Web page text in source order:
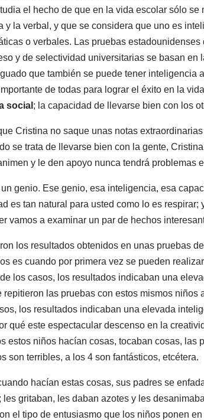
el hecho de que en la vida escolar sólo se
la verbal, y que se considera que uno es
o verbales. Las pruebas estadounidenses
y de selectividad universitarias se basan en
que también se puede tener inteligencia
de todas para lograr el éxito en la
social ; la capacidad de llevarse bien con los
Cristina no saque unas notas
se trata de llevarse bien con la gente, Cristina
y le den apoyo nunca tendrá problemas
genio. Ese genio, esa inteligencia, esa
es tan natural para usted como lo es respirar;
vamos a examinar un par de hechos
los resultados obtenidos en unas pruebas
es cuando por primera vez se pueden
los casos, los resultados indicaban una
las pruebas con estos mismos niños
los resultados indicaban una elevada
qué este espectacular descenso en la
estos niños hacían cosas, tocaban cosas, las
son terribles, a los 4 son fantásticos, etcétera.
hacían estas cosas, sus padres se
gritaban, les daban azotes y les
el tipo de entusiasmo que los niños ponen en